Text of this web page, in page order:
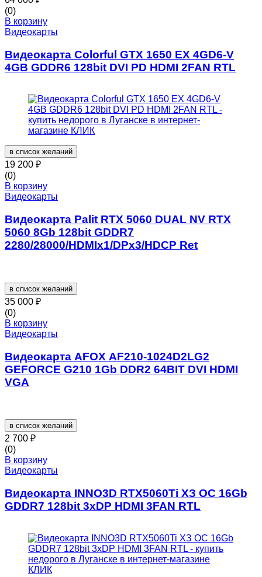
(0)
В корзину
Видеокарты
Видеокарта Colorful GTX 1650 EX 4GD6-V
4GB GDDR6 128bit DVI PD HDMI 2FAN RTL
в список желаний
19 200 ₽
(0)
В корзину
Видеокарты
Видеокарта Palit RTX 5060 DUAL NV RTX
5060 8Gb 128bit GDDR7
2280/28000/HDMIx1/DPx3/HDCP Ret
в список желаний
35 000 ₽
(0)
В корзину
Видеокарты
Видеокарта AFOX AF210-1024D2LG2
GEFORCE G210 1Gb DDR2 64BIT DVI HDMI
VGA
в список желаний
2 700 ₽
(0)
В корзину
Видеокарты
Видеокарта INNO3D RTX5060Ti ХЗ ОС 16Gb
GDDR7 128bit 3xDP HDMI 3FAN RTL